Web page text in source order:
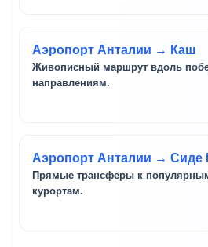
Аэропорт Анталии → Каш
Живописный маршрут вдоль
направлениям.
Аэропорт Анталии → Сиде
Прямые трансферы к
курортам.